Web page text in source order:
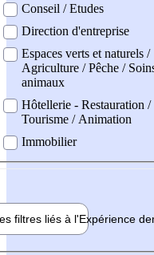
Conseil / Etudes
Direction d'entreprise
Espaces verts et naturels /
Agriculture / Pêche /
animaux
Hôtellerie - Restauration /
Tourisme / Animation
Immobilier
filtres liés à l'Expérience